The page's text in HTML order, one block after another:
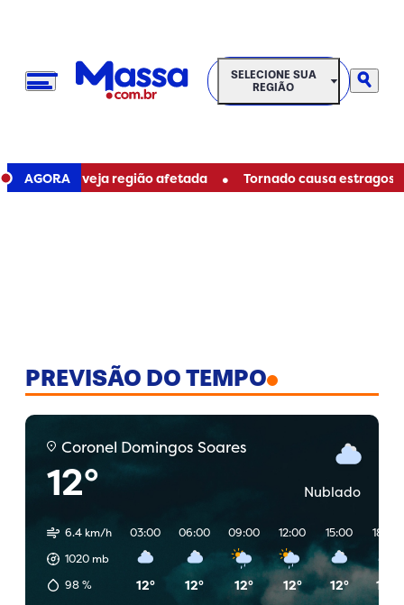
SELECIONE SUA REGIÃO
SELECIONE SUA
REGIÃO
AGORAveja região afetada • Tornado causa estragos e
PREVISÃO DO TEMPO
Coronel Domingos Soares
12° Nublado
6.4 km/h
1020 mb
98%
03:00
12°
06:00
12°
09:00
12°
12:00
12°
15:00
12°
18:00
10°